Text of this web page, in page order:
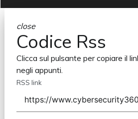
close
Codice Rss
Clicca sul pulsante per copiare il
negli appunti.
RSS link